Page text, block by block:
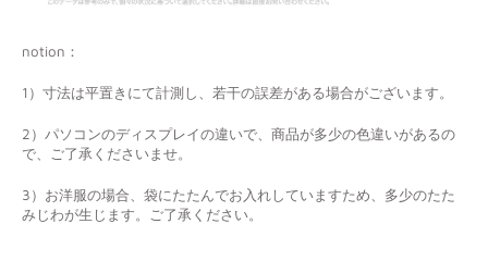
notion：
1）寸法は平置きにて計測し、若干の誤差がある場合がございます。
2）パソコンのディスプレイの違いで、商品が多少の色違いがあるの
で、ご了承くださいませ。
3）お洋服の場合、袋にたたんでお入れしていますため、多少のたた
みじわが生じます。ご了承ください。